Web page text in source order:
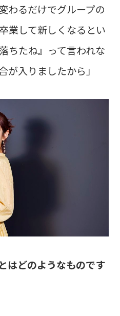
わるだけでグループの
業して新しくなるとい
ちたね』って言われな
が入りましたから」
はどのようなものです